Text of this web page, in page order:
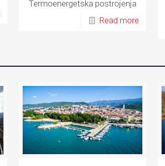
Termoenergetska postrojenja
Read more